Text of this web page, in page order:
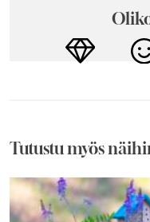
Tutustu myös